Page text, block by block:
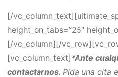
[/
height_on_tabs=”25″
[/vc_column][/
[vc_column_text] *Ante
contactarnos. Pida una cita